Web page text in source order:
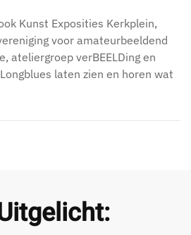
Kunst Exposities Kerkplein,
voor amateurbeeldend
ateliergroep verBEELDing en
laten zien en horen wat